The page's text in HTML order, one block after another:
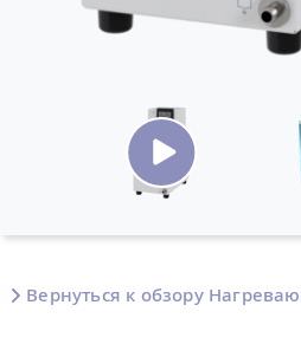
Вернуться к обзору